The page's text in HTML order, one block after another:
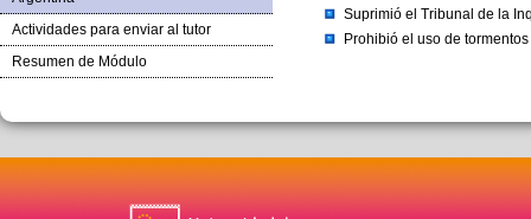
Actividades para enviar al tutor
Resumen de Módulo
Suprimió el Tribunal de la
Prohibió el uso de tormentos